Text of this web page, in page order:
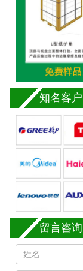
知名客户
留言咨询